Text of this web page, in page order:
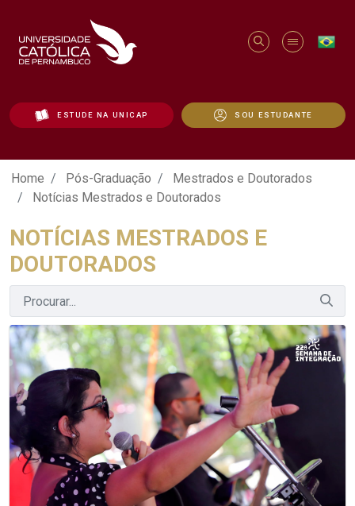
ESTUDE NA UNICAP SOU ESTUDANTE
Notícias Mestrados e Doutorados -
Home Pós-Graduação
Mestrados e Doutorados
Notícias Mestrados e Doutorados
NOTÍCIAS MESTRADOS E
DOUTORADOS